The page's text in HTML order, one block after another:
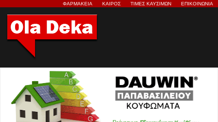
ΦΑΡΜΑΚΕΙΑ ΚΑΙΡΟΣ ΤΙΜΕΣ ΚΑΥΣΙΜΩΝ ΕΠΙΚΟΙΝΩΝΙΑ